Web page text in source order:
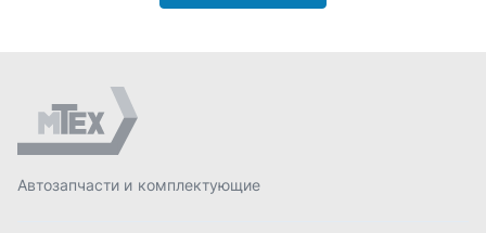
Масла и автохимия
Спецпредложения
Доставка и оплата